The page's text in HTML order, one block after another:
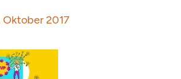
Oktober 2017